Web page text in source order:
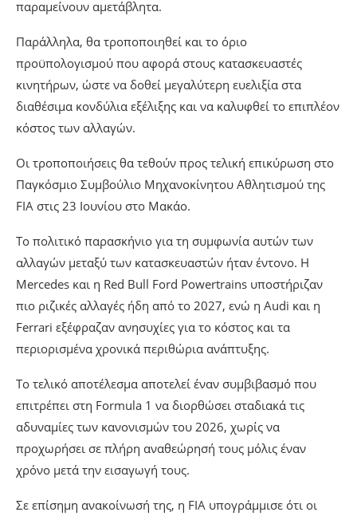
παραμείνουν αμετάβλητα.
Παράλληλα, θα τροποποιηθεί και το όριο
προϋπολογισμού που αφορά στους κατασκευαστές
κινητήρων, ώστε να δοθεί μεγαλύτερη ευελιξία στα
διαθέσιμα κονδύλια εξέλιξης και να καλυφθεί το επιπλέον
κόστος των αλλαγών.
Οι τροποποιήσεις θα τεθούν προς τελική επικύρωση στο
Παγκόσμιο Συμβούλιο Μηχανοκίνητου Αθλητισμού της
FIA στις 23 Ιουνίου στο Μακάο.
Το πολιτικό παρασκήνιο για τη συμφωνία αυτών των
αλλαγών μεταξύ των κατασκευαστών ήταν έντονο. Η
Mercedes και η Red Bull Ford Powertrains υποστήριζαν
πιο ριζικές αλλαγές ήδη από το 2027, ενώ η Audi και η
Ferrari εξέφραζαν ανησυχίες για το κόστος και τα
περιορισμένα χρονικά περιθώρια ανάπτυξης.
Το τελικό αποτέλεσμα αποτελεί έναν συμβιβασμό που
επιτρέπει στη Formula 1 να διορθώσει σταδιακά τις
αδυναμίες των κανονισμών του 2026, χωρίς να
προχωρήσει σε πλήρη αναθεώρησή τους μόλις έναν
χρόνο μετά την εισαγωγή τους.
Σε επίσημη ανακοίνωσή της, η FIA υπογράμμισε ότι οι